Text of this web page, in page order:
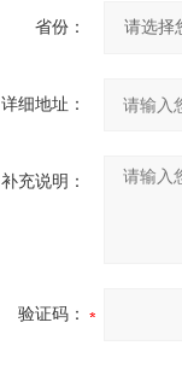
省份：
详细地址：
补充说明：
验证码：